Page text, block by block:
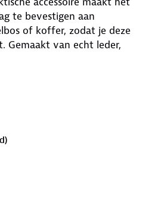
te bevestigen aan
of koffer, zodat je deze
Gemaakt van echt leder,
voegen een verfijnde
Perfect voor iedereen die
veilig wil houden.